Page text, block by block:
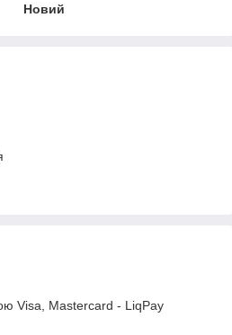
Новий
Visa, Mastercard - LiqPay